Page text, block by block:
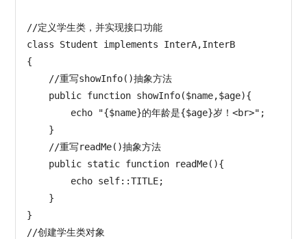
//定义学生类，并实现接口功能
class Student implements InterA,InterB
{
    //重写showInfo()抽象方法
    public function showInfo($name,$age){
        echo "{$name}的年龄是{$age}岁！<br>";
    }
    //重写readMe()抽象方法
    public static function readMe(){
        echo self::TITLE;
    }
}
//创建学生类对象